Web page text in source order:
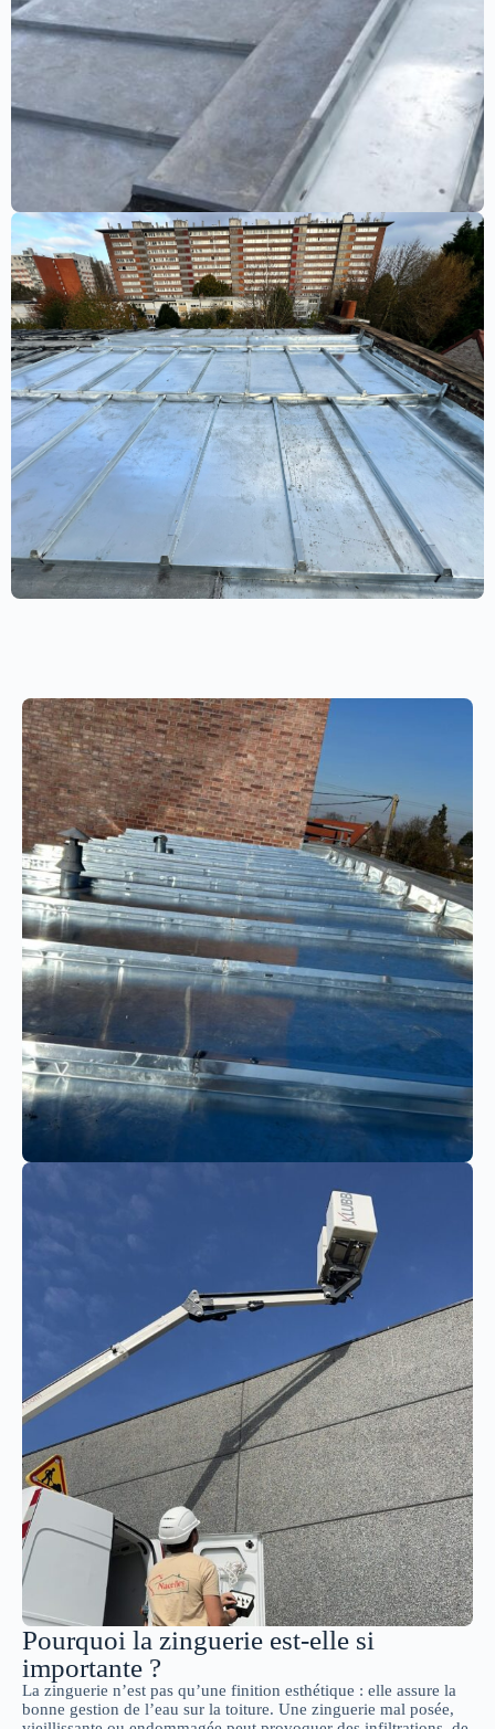
Pourquoi la zinguerie est-elle si
importante ?
La zinguerie n’est pas qu’une finition esthétique : elle assure la
bonne gestion de l’eau sur la toiture. Une zinguerie mal posée,